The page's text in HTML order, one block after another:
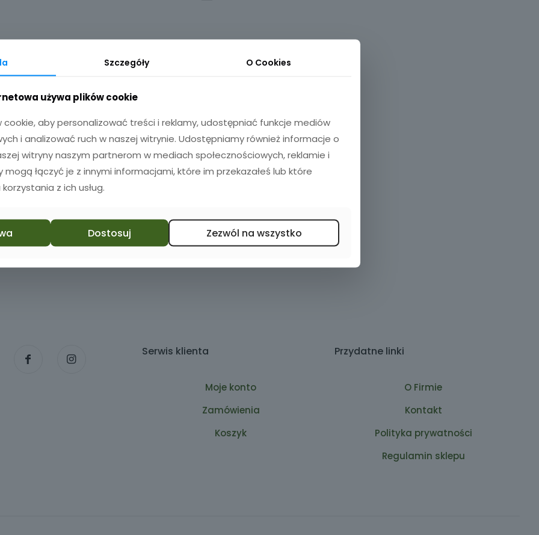
Serwis klienta
Moje konto
Zamówienia
Koszyk
Przydatne linki
O Firmie
Kontakt
Polityka prywatności
Regulamin sklepu
Szczegóły O Cookies
używa plików cookie
cookie, aby personalizować treści i reklamy, udostępniać funkcje mediów
i analizować ruch w naszej witrynie. Udostępniamy również informacje o
witryny naszym partnerom w mediach społecznościowych, reklamie i
mogą łączyć je z innymi informacjami, które im przekazałeś lub które
z ich usług.
Dostosuj Zezwól na wszystko